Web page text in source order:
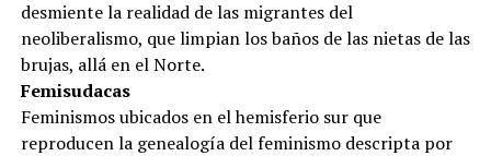
desmiente la realidad de las migrantes del
neoliberalismo, que limpian los baños de las nietas de las
brujas, allá en el Norte.
Femisudacas
Feminismos ubicados en el hemisferio sur que
reproducen la genealogía del feminismo descripta por